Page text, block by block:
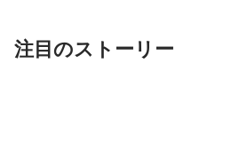
注目のストーリー